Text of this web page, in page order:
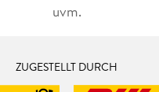
uvm.
ZUGESTELLT DURCH